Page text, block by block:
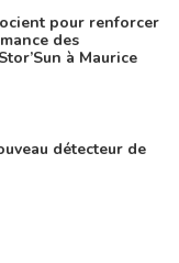
pour renforcer
des
à Maurice
détecteur de